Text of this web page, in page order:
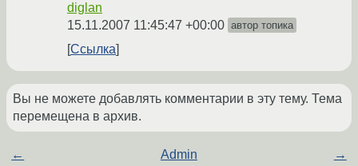
diglan
15.11.2007 11:45:47 +00:00 автор топика
Ссылка
Вы не можете добавлять комментарии в эту тему. Тема
перемещена в архив.
← Admin →